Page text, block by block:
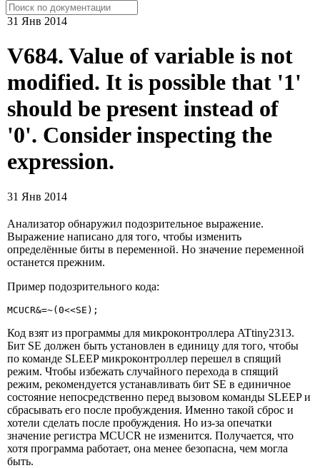
31 Янв 2014
V684. Value of variable is not
modified. It is possible that '1'
should be present instead of
'0'. Consider inspecting the
expression.
31 Янв 2014
Анализатор обнаружил подозрительное выражение.
Выражение написано для того, чтобы изменить
определённые биты в переменной. Но значение переменной
останется прежним.
Пример подозрительного кода:
MCUCR&=~(0<<SE);
Код взят из программы для микроконтроллера ATtiny2313.
Бит SE должен быть установлен в единицу для того, чтобы
по команде SLEEP микроконтроллер перешел в спящий
режим. Чтобы избежать случайного перехода в спящий
режим, рекомендуется устанавливать бит SE в единичное
состояние непосредственно перед вызовом команды SLEEP и
сбрасывать его после пробуждения. Именно такой сброс и
хотели сделать после пробуждения. Но из-за опечатки
значение регистра MCUCR не изменится. Получается, что
хотя программа работает, она менее безопасна, чем могла
быть.